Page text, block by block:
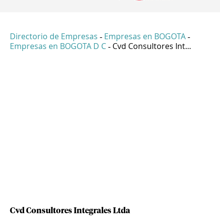
Directorio de Empresas - Empresas en BOGOTA -
Empresas en BOGOTA D C - Cvd Consultores Int...
Cvd Consultores Integrales Ltda